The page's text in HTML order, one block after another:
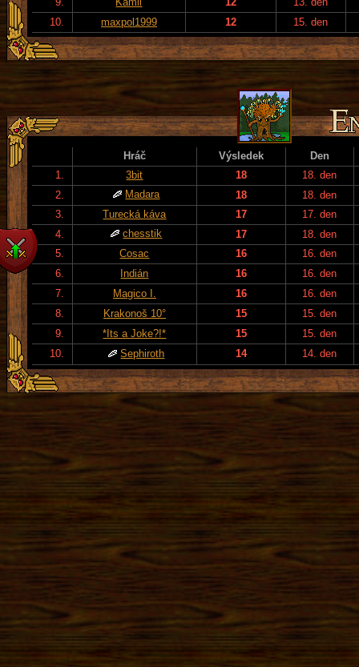
10.
maxpol1999 12 15. den
Hráč Výsledek
Den
1.
3bit 18
18. den
2.
Madara 18
18. den
3.
Turecká káva 17
17. den
4.
chesstik 17
18. den
5.
Cosac 16
16. den
6.
Indián 16
16. den
7.
Magico I. 16
16. den
8.
Krakonoš 10° 15
15. den
9.
*Its a Joke?!* 15
15. den
10.
Sephiroth 14 14. den